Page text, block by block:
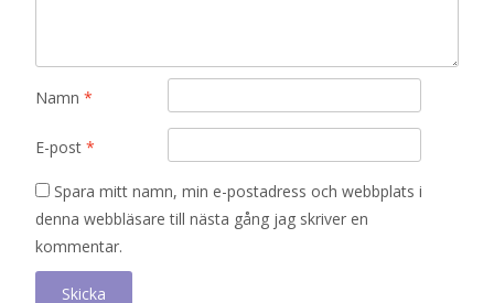
Namn *
E-post *
Spara mitt namn, min e-postadress och webbplats i
denna webbläsare till nästa gång jag skriver en
kommentar.